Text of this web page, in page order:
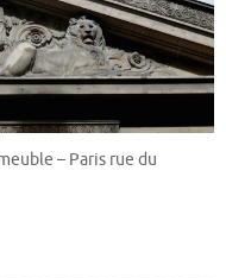
– Paris rue du